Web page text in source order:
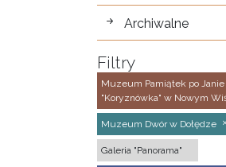
Archiwalne
Filtry
Muzeum Pamiątek po
"Koryznówka" w Nowym
Muzeum Dwór w Dołędze
Galeria "Panorama"